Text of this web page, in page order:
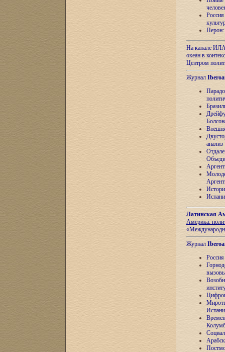
Перон:
На канале
океан в
Центром
Журнал
анализ
Латинская
Америка:
Журнал